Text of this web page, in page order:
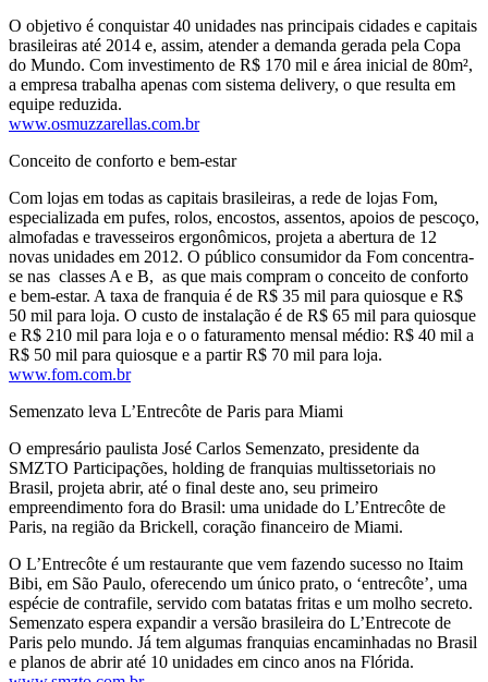
O objetivo é conquistar 40 unidades nas principais cidades e capitais
brasileiras até 2014 e, assim, atender a demanda gerada pela Copa
do Mundo. Com investimento de R$ 170 mil e área inicial de 80m²,
a empresa trabalha apenas com sistema delivery, o que resulta em
equipe reduzida.
www.osmuzzarellas.com.br
Conceito de conforto e bem-estar
Com lojas em todas as capitais brasileiras, a rede de lojas Fom,
especializada em pufes, rolos, encostos, assentos, apoios de pescoço,
almofadas e travesseiros ergonômicos, projeta a abertura de 12
novas unidades em 2012. O público consumidor da Fom concentra-
se nas classes A e B, as que mais compram o conceito de conforto
e bem-estar. A taxa de franquia é de R$ 35 mil para quiosque e R$
50 mil para loja. O custo de instalação é de R$ 65 mil para quiosque
e R$ 210 mil para loja e o o faturamento mensal médio: R$ 40 mil a
R$ 50 mil para quiosque e a partir R$ 70 mil para loja.
www.fom.com.br
Semenzato leva L’Entrecôte de Paris para Miami
O empresário paulista José Carlos Semenzato, presidente da
SMZTO Participações, holding de franquias multissetoriais no
Brasil, projeta abrir, até o final deste ano, seu primeiro
empreendimento fora do Brasil: uma unidade do L’Entrecôte de
Paris, na região da Brickell, coração financeiro de Miami.
O L’Entrecôte é um restaurante que vem fazendo sucesso no Itaim
Bibi, em São Paulo, oferecendo um único prato, o ‘entrecôte’, uma
espécie de contrafile, servido com batatas fritas e um molho secreto.
Semenzato espera expandir a versão brasileira do L’Entrecote de
Paris pelo mundo. Já tem algumas franquias encaminhadas no Brasil
e planos de abrir até 10 unidades em cinco anos na Flórida.